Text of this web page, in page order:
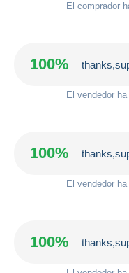
El comprador
100%
El vendedor
100%
El vendedor
100%